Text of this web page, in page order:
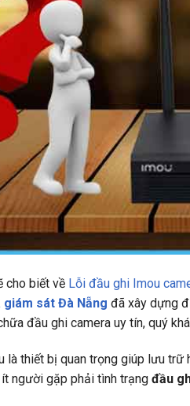
cho biết về Lỗi đầu ghi Imou
sát Đà Nẵng đã xây dựng
đầu ghi camera uy tín, quý
là thiết bị quan trọng giúp lưu trữ
người gặp phải tình trạng đầu